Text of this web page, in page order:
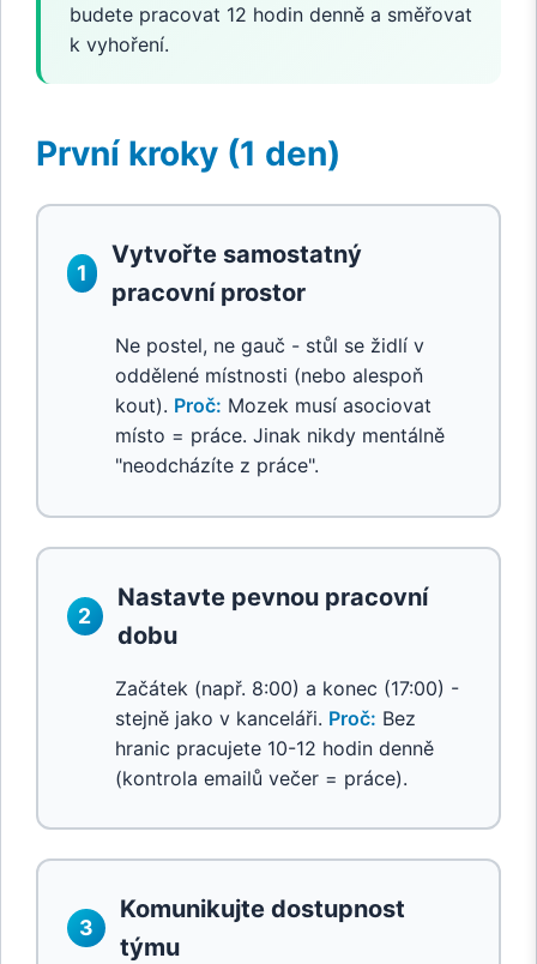
budete pracovat 12 hodin denně a směřovat
k vyhoření.
První kroky (1 den)
1
Vytvořte samostatný
pracovní prostor
Ne postel, ne gauč - stůl se židlí v
oddělené místnosti (nebo alespoň
kout). Proč: Mozek musí asociovat
místo = práce. Jinak nikdy mentálně
"neodcházíte z práce".
2
Nastavte pevnou pracovní
dobu
Začátek (např. 8:00) a konec (17:00) -
stejně jako v kanceláři. Proč: Bez
hranic pracujete 10-12 hodin denně
(kontrola emailů večer = práce).
3
Komunikujte dostupnost
týmu